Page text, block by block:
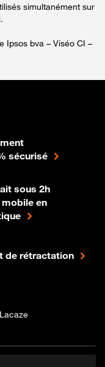
simultanément sur
Ipsos bva – Viséo CI –
sécurisé
sous 2h
en
de rétractation
Lacaze